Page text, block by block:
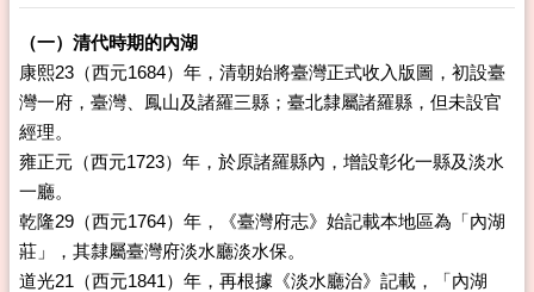
（一）清代時期的內湖
康熙23（西元1684）年，清朝始將臺灣正式收入版圖，初設臺
灣一府，臺灣、鳳山及諸羅三縣；臺北隸屬諸羅縣，但未設官
經理。
雍正元（西元1723）年，於原諸羅縣內，增設彰化一縣及淡水
一廳。
乾隆29（西元1764）年，《臺灣府志》始記載本地區為「內湖
莊」，其隸屬臺灣府淡水廳淡水保。
道光21（西元1841）年，再根據《淡水廳治》記載，「內湖